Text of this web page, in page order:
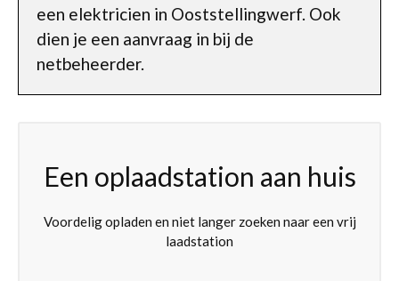
een elektricien in Ooststellingwerf. Ook
dien je een aanvraag in bij de
netbeheerder.
Een oplaadstation aan huis
Voordelig opladen en niet langer zoeken naar een vrij
laadstation